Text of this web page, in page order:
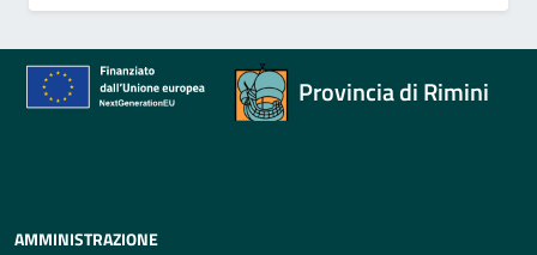
Provincia di Rimini
AMMINISTRAZIONE